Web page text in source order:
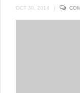
OCT 30, 2014 |